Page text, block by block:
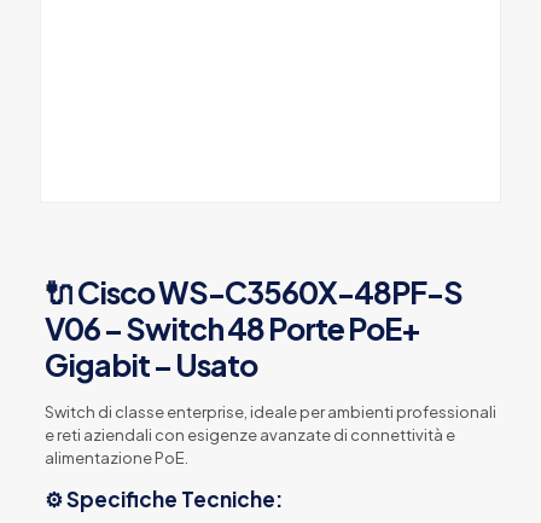
🔌 Cisco WS-C3560X-48PF-S
V06 – Switch 48 Porte PoE+
Gigabit – Usato
Switch di classe enterprise, ideale per ambienti professionali
e reti aziendali con esigenze avanzate di connettività e
alimentazione PoE.
⚙️ Specifiche Tecniche: